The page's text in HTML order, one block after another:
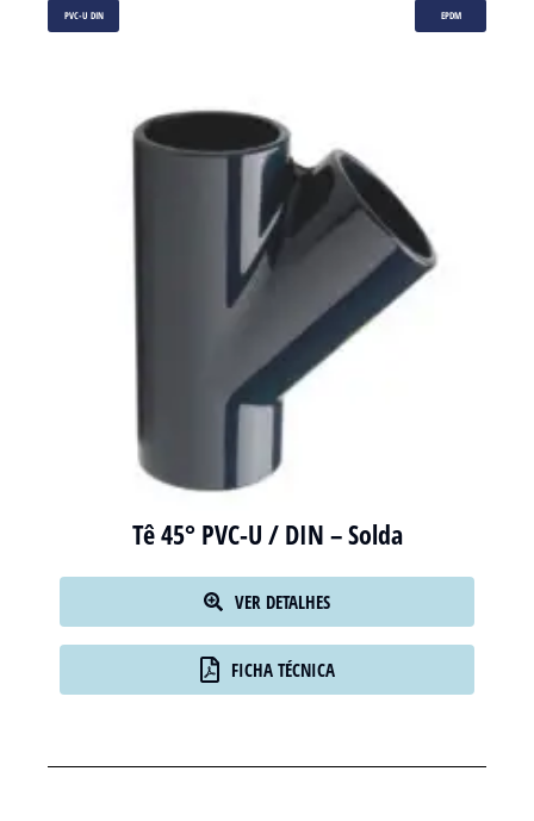
PVC-U DIN EPDM
Tê 45° PVC-U / DIN – Solda
VER DETALHES
FICHA TÉCNICA